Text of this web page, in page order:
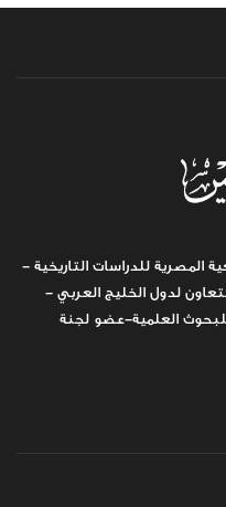
المصرية للدراسات التاريخية -
لدول الخليج العربي -
العلمية-عضو لجنة